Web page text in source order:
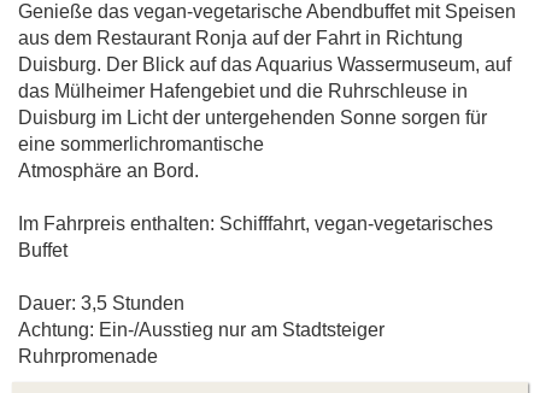
Genieße das vegan-vegetarische Abendbuffet mit Speisen
aus dem Restaurant Ronja auf der Fahrt in Richtung
Duisburg. Der Blick auf das Aquarius Wassermuseum, auf
das Mülheimer Hafengebiet und die Ruhrschleuse in
Duisburg im Licht der untergehenden Sonne sorgen für
eine sommerlichromantische
Atmosphäre an Bord.
Im Fahrpreis enthalten: Schifffahrt, vegan-vegetarisches
Buffet
Dauer: 3,5 Stunden
Achtung: Ein-/Ausstieg nur am Stadtsteiger
Ruhrpromenade